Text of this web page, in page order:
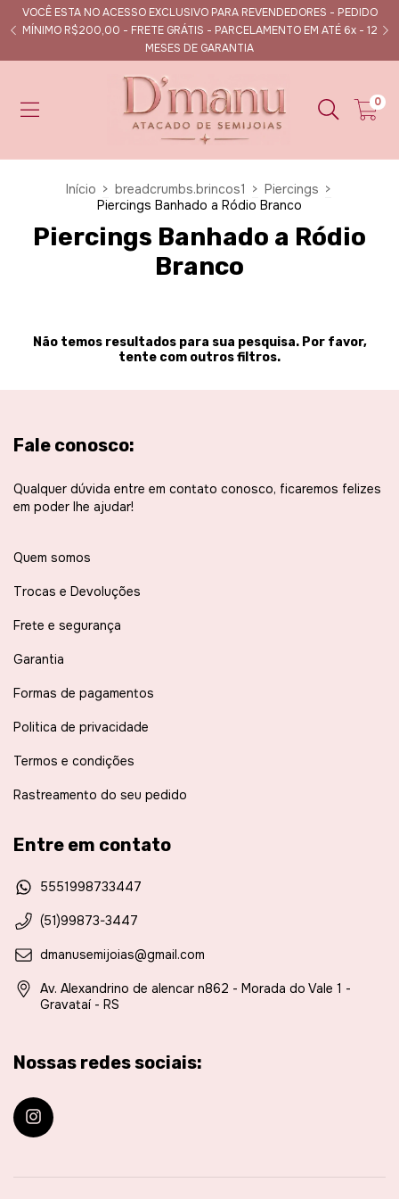
VOCÊ ESTA NO ACESSO EXCLUSIVO PARA REVENDEDORES - PEDIDO
MÍNIMO R$200,00 - FRETE GRÁTIS - PARCELAMENTO EM ATÉ 6x - 12
MESES DE GARANTIA
0
Início > breadcrumbs.brincos1 > Piercings >
Piercings Banhado a Ródio Branco
Piercings Banhado a Ródio
Branco
Não temos resultados para sua pesquisa. Por favor,
tente com outros filtros.
Fale conosco:
Qualquer dúvida entre em contato conosco, ficaremos felizes
em poder lhe ajudar!
Quem somos
Trocas e Devoluções
Frete e segurança
Garantia
Formas de pagamentos
Politica de privacidade
Termos e condições
Rastreamento do seu pedido
Entre em contato
5551998733447
(51)99873-3447
dmanusemijoias@gmail.com
Av. Alexandrino de alencar n862 - Morada do Vale 1 -
Gravataí - RS
Nossas redes sociais: